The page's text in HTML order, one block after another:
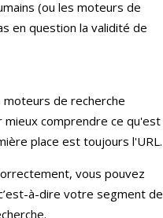
(ou les moteurs de
en question la validité de
moteurs de recherche
mieux comprendre ce qu'est
place est toujours l'URL.
vous pouvez
à-dire votre segment de